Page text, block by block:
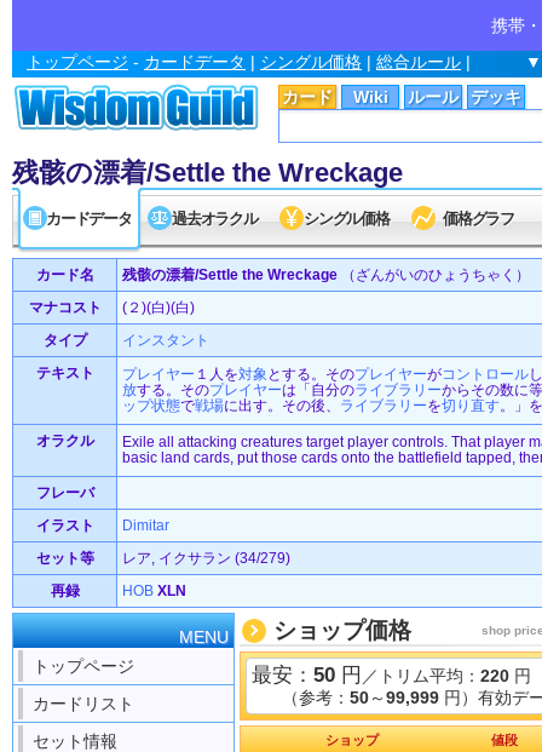
携帯
カード Wiki ルール デッキ
トップページ - カードデータ | シングル価格 | 総合ルール |
残骸の漂着/Settle the Wreckage
カードデータ 過去オラクル シングル価格 価格グラフ
カード名 残骸の漂着/Settle the Wreckage （ざんがいのひょうちゃく）
マナコスト
(２)(白)(白)
タイプ
インスタント
テキスト
プレイヤー １人を対象 とする。そのプレイヤーがコントロール
放する。そのプレイヤーは「自分のライブラリーからその数に
ップ状態で戦場に出す。その後、 ライブラリーを切り直す。」
オラクル
Exile all attacking creatures target player controls. That player
basic land cards, put those cards onto the battlefield tapped,
フレーバ
イラスト
Dimitar
セット等
レア, イクサラン (34/279)
再録
HOB XLN
MENU
トップページ
カードリスト
セット情報
ショップ価格 shop
最安： 50 円 ／トリム平均： 220 円
（参考： 50～99,999 円）有効デ
ショップ 値段